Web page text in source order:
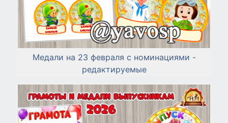
Медали на 23 февраля с номинациями -
редактируемые